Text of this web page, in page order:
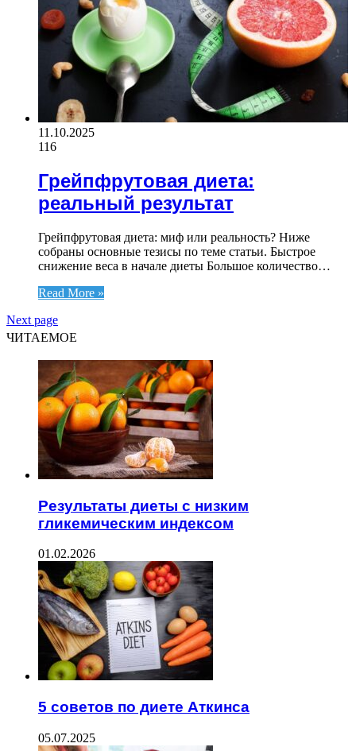
11.10.2025
116
Грейпфрутовая диета:
реальный результат
Грейпфрутовая диета: миф или реальность? Ниже
собраны основные тезисы по теме статьи. Быстрое
снижение веса в начале диеты Большое количество…
Read More »
Next page
ЧИТАЕМОЕ
Результаты диеты с низким
гликемическим индексом
01.02.2026
5 советов по диете Аткинса
05.07.2025